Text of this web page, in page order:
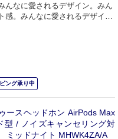
んなに愛されるデザイン。みん
感。みんなに愛されるデザイ
ド。
ング承り中
ースヘッドホン AirPods Max
型 / ノイズキャンセリング対
ミッドナイト MHWK4ZA/A